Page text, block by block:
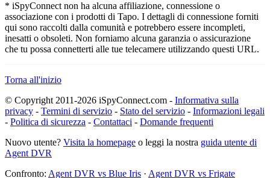
* iSpyConnect non ha alcuna affiliazione, connessione o
associazione con i prodotti di Tapo. I dettagli di connessione forniti
qui sono raccolti dalla comunità e potrebbero essere incompleti,
inesatti o obsoleti. Non forniamo alcuna garanzia o assicurazione
che tu possa connetterti alle tue telecamere utilizzando questi URL.
Torna all'inizio
© Copyright 2011-2026 iSpyConnect.com - Informativa sulla
privacy - Termini di servizio - Stato del servizio - Informazioni legali
- Politica di sicurezza - Contattaci - Domande frequenti
Nuovo utente? Visita la homepage o leggi la nostra guida utente di
Agent DVR
Confronto: Agent DVR vs Blue Iris · Agent DVR vs Frigate